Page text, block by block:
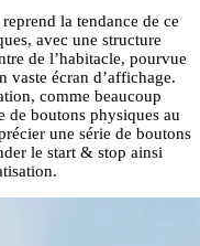
la tendance de ce
avec une structure
de l’habitacle, pourvue
vaste écran d’affichage.
comme beaucoup
de boutons physiques au
une série de boutons
le start & stop ainsi